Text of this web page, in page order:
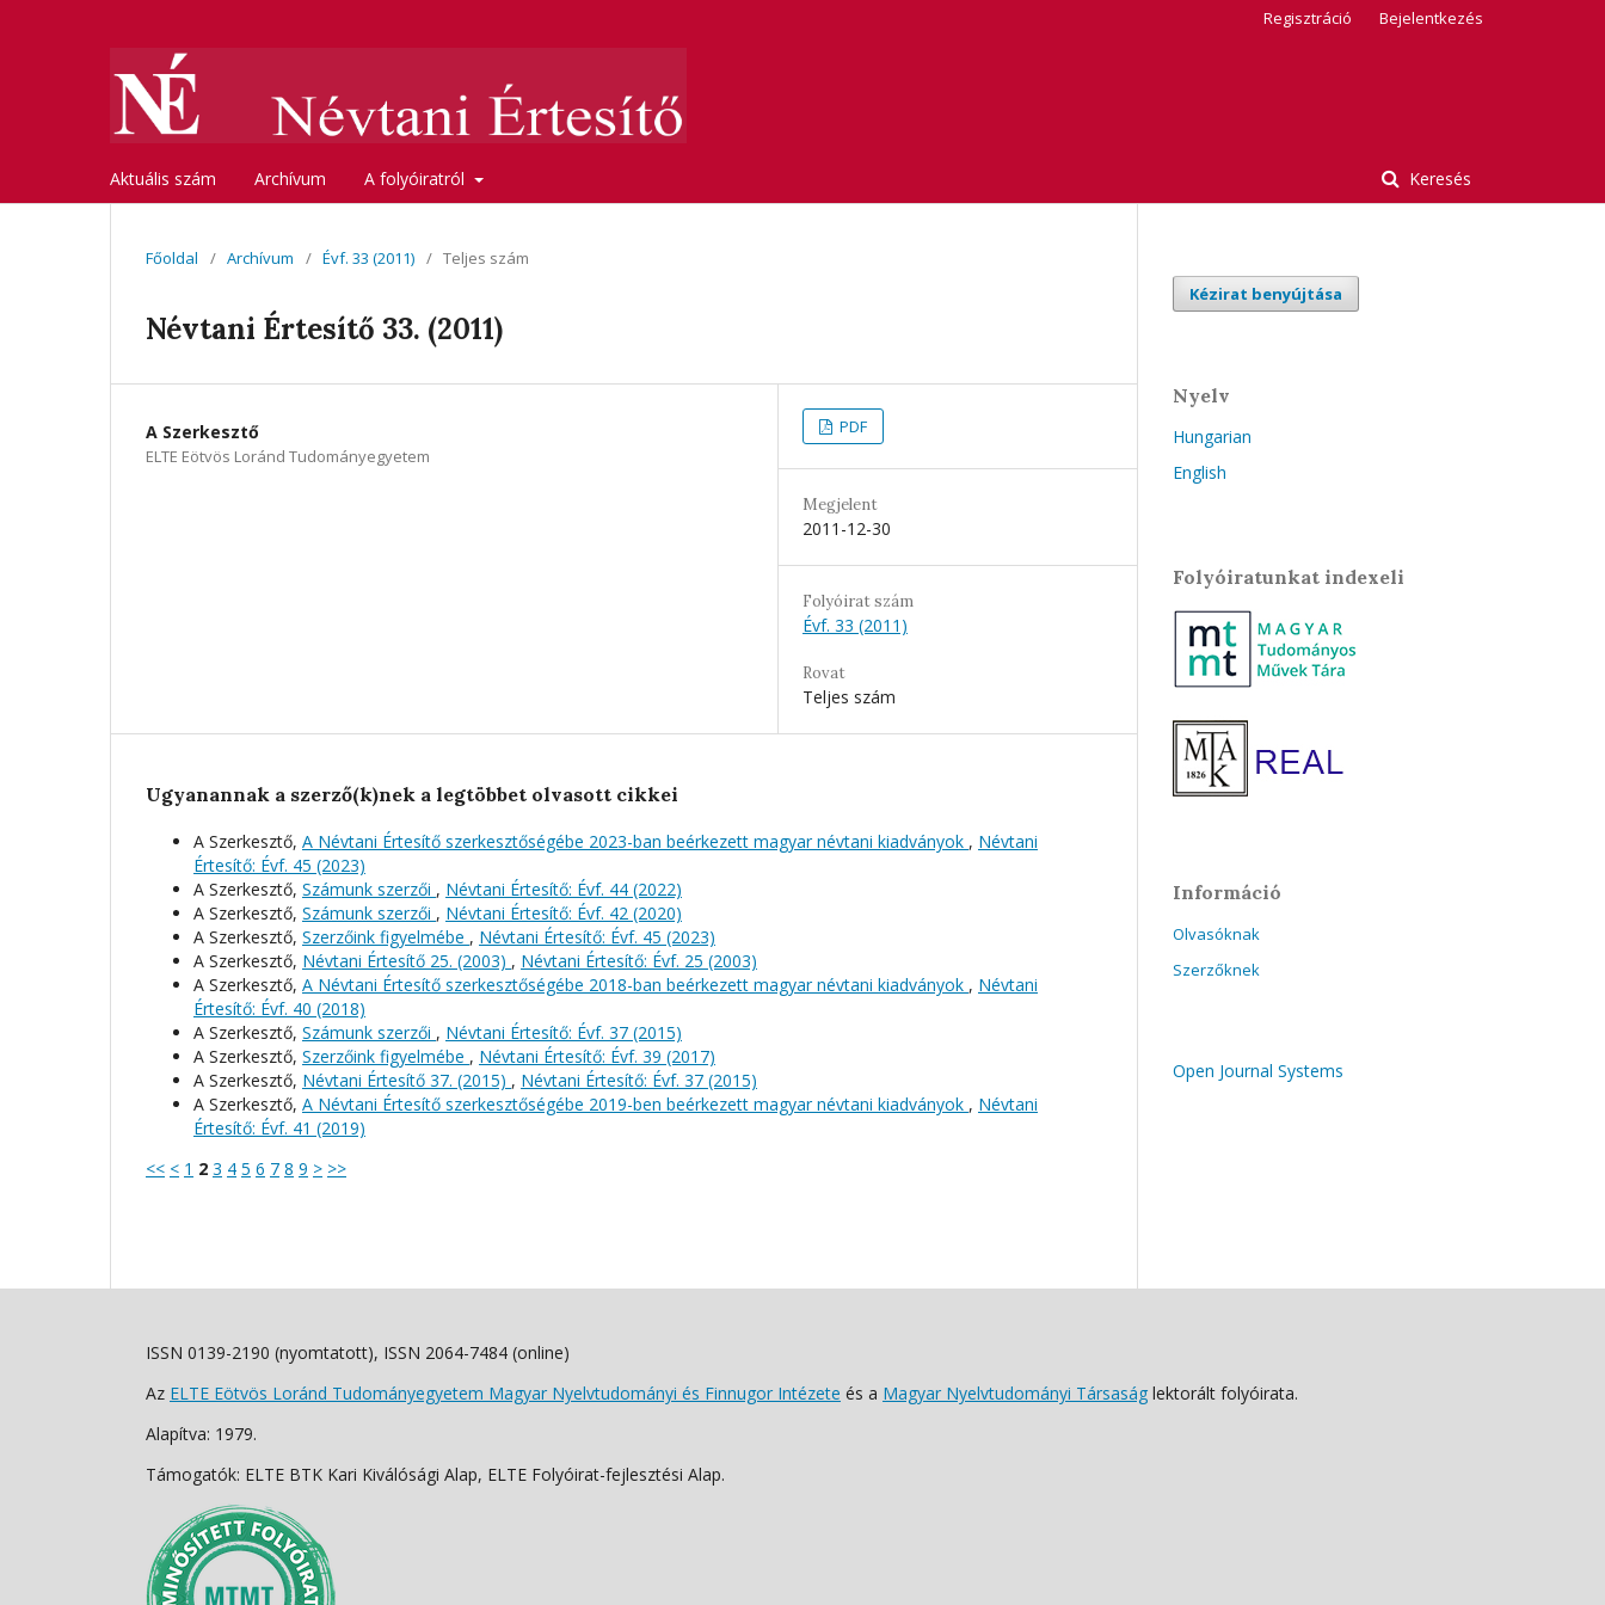
Aktuális szám Archívum A folyóiratról Keresés
Regisztráció Bejelentkezés
Főoldal / Archívum / Évf. 33 (2011) / Teljes szám
Névtani Értesítő 33. (2011)
A Szerkesztő
ELTE Eötvös Loránd Tudományegyetem
PDF
Megjelent
2011-12-30
Folyóirat szám
Évf. 33 (2011)
Rovat
Teljes szám
Ugyanannak a szerző(k)nek a legtöbbet olvasott cikkei
A Szerkesztő, A Névtani Értesítő szerkesztőségébe 2023-ban beérkezett magyar névtani kiadványok , Névtani
Értesítő: Évf. 45 (2023)
A Szerkesztő, Számunk szerzői , Névtani Értesítő: Évf. 44 (2022)
A Szerkesztő, Számunk szerzői , Névtani Értesítő: Évf. 42 (2020)
A Szerkesztő, Szerzőink figyelmébe , Névtani Értesítő: Évf. 45 (2023)
A Szerkesztő, Névtani Értesítő 25. (2003) , Névtani Értesítő: Évf. 25 (2003)
A Szerkesztő, A Névtani Értesítő szerkesztőségébe 2018-ban beérkezett magyar névtani kiadványok , Névtani
Értesítő: Évf. 40 (2018)
A Szerkesztő, Számunk szerzői , Névtani Értesítő: Évf. 37 (2015)
A Szerkesztő, Szerzőink figyelmébe , Névtani Értesítő: Évf. 39 (2017)
A Szerkesztő, Névtani Értesítő 37. (2015) , Névtani Értesítő: Évf. 37 (2015)
A Szerkesztő, A Névtani Értesítő szerkesztőségébe 2019-ben beérkezett magyar névtani kiadványok , Névtani
Értesítő: Évf. 41 (2019)
<< < 1 2 3 4 5 6 7 8 9 > >>
Kézirat benyújtása
Nyelv
Hungarian
English
Folyóiratunkat indexeli
Információ
Olvasóknak
Szerzőknek
Open Journal Systems
ISSN 0139-2190 (nyomtatott), ISSN 2064-7484 (online)
Az ELTE Eötvös Loránd Tudományegyetem Magyar Nyelvtudományi és Finnugor Intézete és a Magyar Nyelvtudományi Társaság lektorált folyóirata.
Alapítva: 1979.
Támogatók: ELTE BTK Kari Kiválósági Alap, ELTE Folyóirat-fejlesztési Alap.